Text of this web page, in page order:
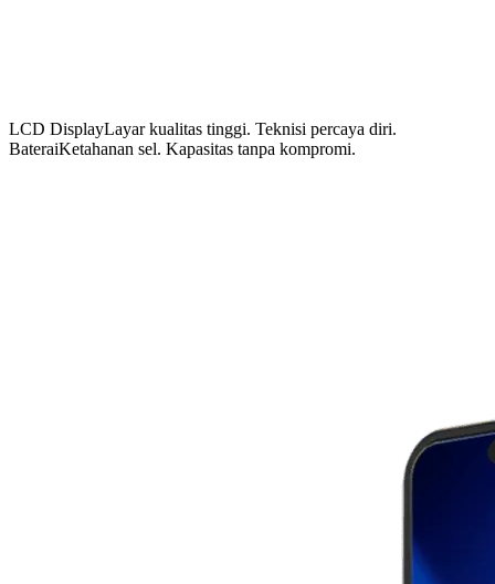
LCD DisplayLayar kualitas tinggi. Teknisi percaya diri.
BateraiKetahanan sel. Kapasitas tanpa kompromi.